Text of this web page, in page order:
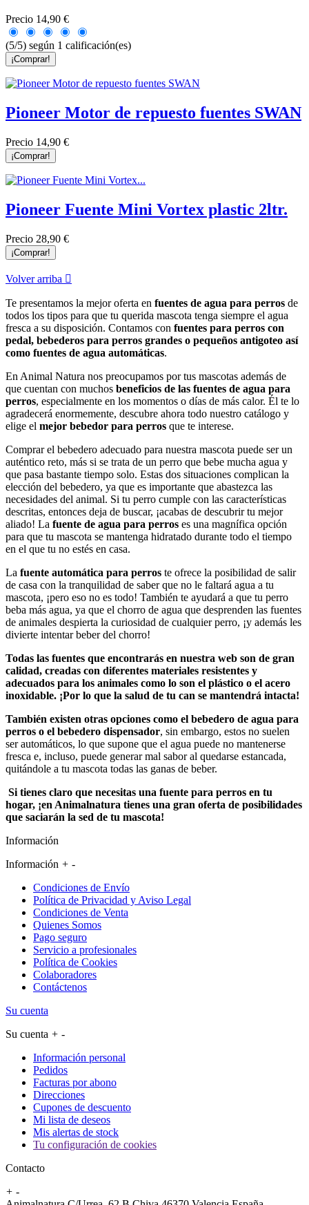
Precio 14,90 €
(5/5) según 1 calificación(es)
¡Comprar!
Pioneer Motor de repuesto fuentes SWAN
Precio 14,90 €
¡Comprar!
Pioneer Fuente Mini Vortex plastic 2ltr.
Precio 28,90 €
¡Comprar!
Volver arriba 
Te presentamos la mejor oferta en fuentes de agua para perros de
todos los tipos para que tu querida mascota tenga siempre el agua
fresca a su disposición. Contamos con fuentes para perros con
pedal, bebederos para perros grandes o pequeños antigoteo así
como fuentes de agua automáticas.
En Animal Natura nos preocupamos por tus mascotas además de
que cuentan con muchos beneficios de las fuentes de agua para
perros, especialmente en los momentos o días de más calor. Él te lo
agradecerá enormemente, descubre ahora todo nuestro catálogo y
elige el mejor bebedor para perros que te interese.
Comprar el bebedero adecuado para nuestra mascota puede ser un
auténtico reto, más si se trata de un perro que bebe mucha agua y
que pasa bastante tiempo solo. Estas dos situaciones complican la
elección del bebedero, ya que es importante que abastezca las
necesidades del animal. Si tu perro cumple con las características
descritas, entonces deja de buscar, ¡acabas de descubrir tu mejor
aliado! La fuente de agua para perros es una magnífica opción
para que tu mascota se mantenga hidratado durante todo el tiempo
en el que tu no estés en casa.
La fuente automática para perros te ofrece la posibilidad de salir
de casa con la tranquilidad de saber que no le faltará agua a tu
mascota, ¡pero eso no es todo! También te ayudará a que tu perro
beba más agua, ya que el chorro de agua que desprenden las fuentes
de animales despierta la curiosidad de cualquier perro, ¡y además les
divierte intentar beber del chorro!
Todas las fuentes que encontrarás en nuestra web son de gran
calidad, creadas con diferentes materiales resistentes y
adecuados para los animales como lo son el plástico o el acero
inoxidable. ¡Por lo que la salud de tu can se mantendrá intacta!
También existen otras opciones como el bebedero de agua para
perros o el bebedero dispensador, sin embargo, estos no suelen
ser automáticos, lo que supone que el agua puede no mantenerse
fresca e, incluso, puede generar mal sabor al quedarse estancada,
quitándole a tu mascota todas las ganas de beber.
Si tienes claro que necesitas una fuente para perros en tu
hogar, ¡en Animalnatura tienes una gran oferta de posibilidades
que saciarán la sed de tu mascota!
Información
Información + -
Condiciones de Envío
Política de Privacidad y Aviso Legal
Condiciones de Venta
Quienes Somos
Pago seguro
Servicio a profesionales
Política de Cookies
Colaboradores
Contáctenos
Su cuenta
Su cuenta + -
Información personal
Pedidos
Facturas por abono
Direcciones
Cupones de descuento
Mi lista de deseos
Mis alertas de stock
Tu configuración de cookies
Contacto
+ -